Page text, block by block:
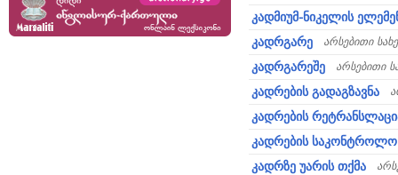
კადმიუმ-ნიკელის
კადრგარე
არსებითი
კადრგარეშე არსებითი
კადრების გადაგზავნა
კადრების
კადრების საკონტროლო
კადრზე უარის თქმა